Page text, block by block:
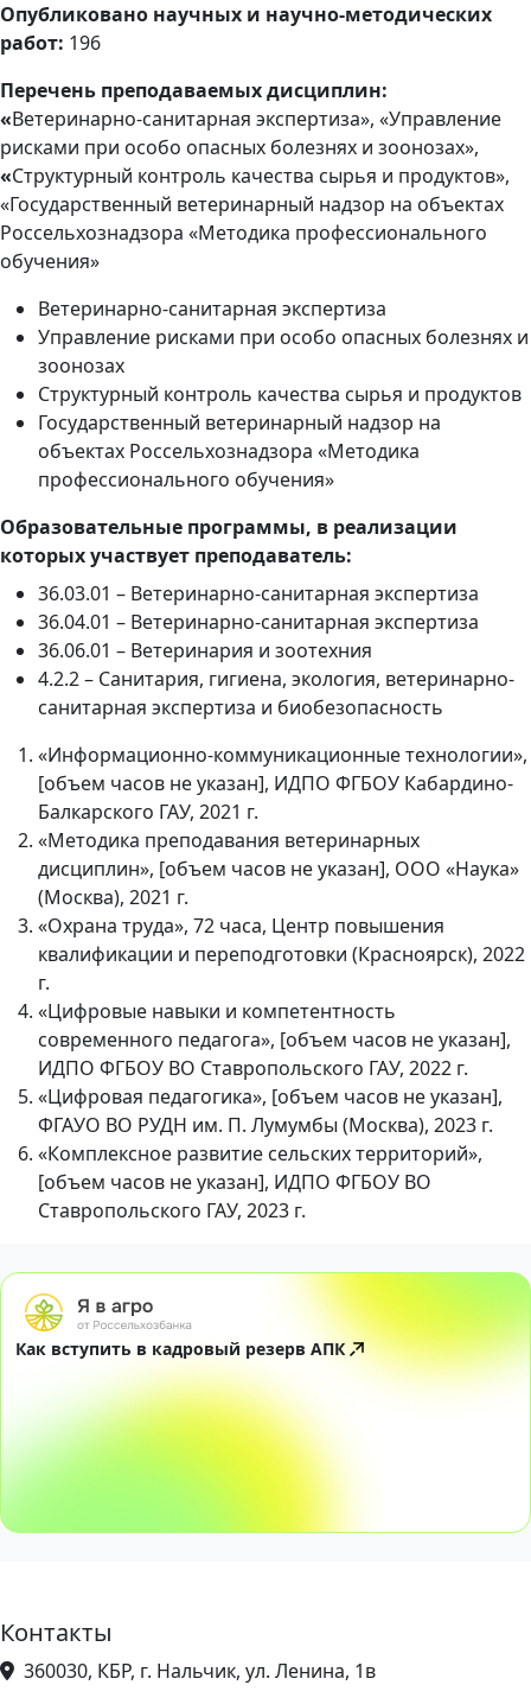
Опубликовано научных и научно-методических
работ: 196
Перечень преподаваемых дисциплин:
«Ветеринарно-санитарная экспертиза», «Управление
рисками при особо опасных болезнях и зоонозах»,
«Структурный контроль качества сырья и продуктов»,
«Государственный ветеринарный надзор на объектах
Россельхознадзора «Методика профессионального
обучения»
Ветеринарно-санитарная экспертиза
Управление рисками при особо опасных болезнях и
зоонозах
Структурный контроль качества сырья и продуктов
Государственный ветеринарный надзор на
объектах Россельхознадзора «Методика
профессионального обучения»
Образовательные программы, в реализации
которых участвует преподаватель:
36.03.01 – Ветеринарно-санитарная экспертиза
36.04.01 – Ветеринарно-санитарная экспертиза
36.06.01 – Ветеринария и зоотехния
4.2.2 – Санитария, гигиена, экология, ветеринарно-
санитарная экспертиза и биобезопасность
«Информационно-коммуникационные технологии»,
[объем часов не указан], ИДПО ФГБОУ Кабардино-
Балкарского ГАУ, 2021 г.
«Методика преподавания ветеринарных
дисциплин», [объем часов не указан], ООО «Наука»
(Москва), 2021 г.
«Охрана труда», 72 часа, Центр повышения
квалификации и переподготовки (Красноярск), 2022
г.
«Цифровые навыки и компетентность
современного педагога», [объем часов не указан],
ИДПО ФГБОУ ВО Ставропольского ГАУ, 2022 г.
«Цифровая педагогика», [объем часов не указан],
ФГАУО ВО РУДН им. П. Лумумбы (Москва), 2023 г.
«Комплексное развитие сельских территорий»,
[объем часов не указан], ИДПО ФГБОУ ВО
Ставропольского ГАУ, 2023 г.
Как вступить в кадровый резерв АПК
Контакты
360030, КБР, г. Нальчик, ул. Ленина, 1в